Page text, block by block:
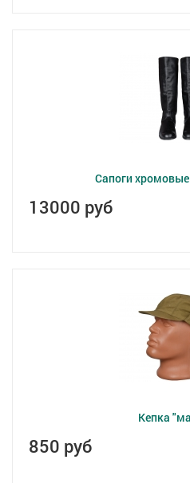
Сапоги
13000 руб
Кепка
850 руб